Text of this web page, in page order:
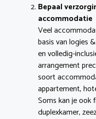
Bepaal
accommodatie
Veel
basis van logies
en volledig-
arrangement
soort
appartement,
Soms kan je ook
duplexkamer,